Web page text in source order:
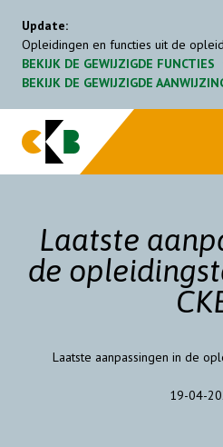
Update:
Opleidingen en functies uit de
BEKIJK DE GEWIJZIGDE FUNCTIES
BEKIJK DE GEWIJZIGDE
Laatste
de
Laatste aanpassingen in de
19-04-
Gecertificeerde CKB bedrijven
Regeling
Organisatie